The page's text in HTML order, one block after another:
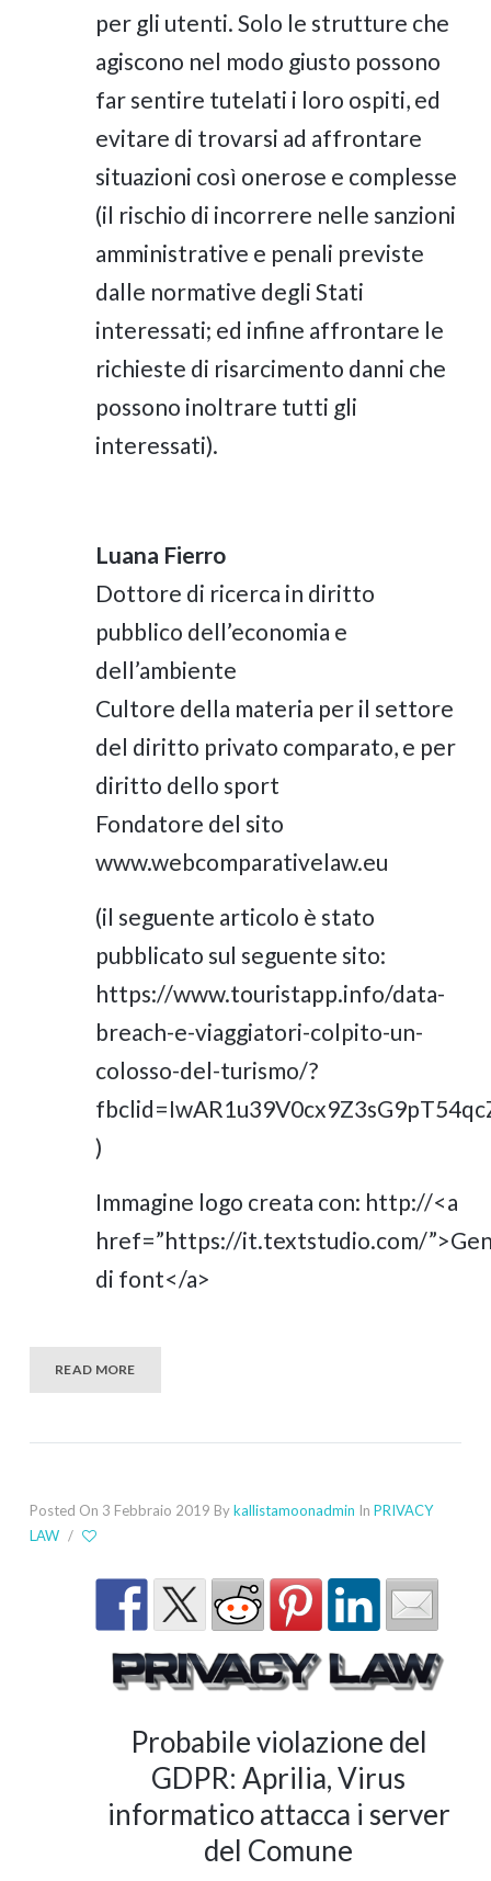
per gli utenti. Solo le strutture che
agiscono nel modo giusto possono
far sentire tutelati i loro ospiti, ed
evitare di trovarsi ad affrontare
situazioni così onerose e complesse
(il rischio di incorrere nelle sanzioni
amministrative e penali previste
dalle normative degli Stati
interessati; ed infine affrontare le
richieste di risarcimento danni che
possono inoltrare tutti gli
interessati).
Luana Fierro
Dottore di ricerca in diritto
pubblico dell’economia e
dell’ambiente
Cultore della materia per il settore
del diritto privato comparato, e per
diritto dello sport
Fondatore del sito
www.webcomparativelaw.eu
(il seguente articolo è stato
pubblicato sul seguente sito:
https://www.touristapp.info/data-
breach-e-viaggiatori-colpito-un-
colosso-del-turismo/?
)
Immagine logo creata con: http://<a
href=”https://it.textstudio.com/
di font</a>
READ MORE
Posted On 3 Febbraio 2019 Bykallistamoonadmin In PRIVACY
LAW /
Probabile violazione del
GDPR: Aprilia, Virus
informatico attacca i server
del Comune